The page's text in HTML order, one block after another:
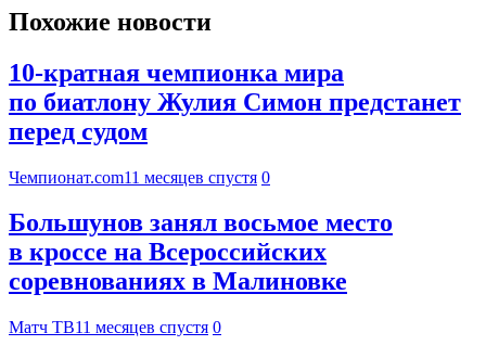
Похожие новости
10-кратная чемпионка мира
по биатлону Жулия Симон предстанет
перед судом
Чемпионат.com11 месяцев спустя 0
Большунов занял восьмое место
в кроссе на Всероссийских
соревнованиях в Малиновке
Матч ТВ11 месяцев спустя 0